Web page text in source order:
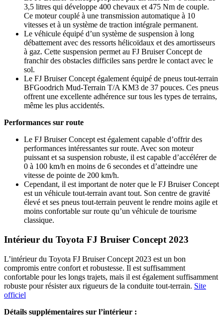
3,5 litres qui développe 400 chevaux et 475 Nm de couple.
Ce moteur couplé à une transmission automatique à 10
vitesses et à un système de traction intégrale permanent.
Le véhicule équipé d’un système de suspension à long
débattement avec des ressorts hélicoïdaux et des amortisseurs
à gaz. Cette suspension permet au FJ Bruiser Concept de
franchir des obstacles difficiles sans perdre le contact avec le
sol.
Le FJ Bruiser Concept également équipé de pneus tout-terrain
BFGoodrich Mud-Terrain T/A KM3 de 37 pouces. Ces pneus
offrent une excellente adhérence sur tous les types de terrains,
même les plus accidentés.
Performances sur route
Le FJ Bruiser Concept est également capable d’offrir des
performances intéressantes sur route. Avec son moteur
puissant et sa suspension robuste, il est capable d’accélérer de
0 à 100 km/h en moins de 6 secondes et d’atteindre une
vitesse de pointe de 200 km/h.
Cependant, il est important de noter que le FJ Bruiser Concept
est un véhicule tout-terrain avant tout. Son centre de gravité
élevé et ses pneus tout-terrain peuvent le rendre moins agile et
moins confortable sur route qu’un véhicule de tourisme
classique.
Intérieur du Toyota FJ Bruiser Concept 2023
L’intérieur du Toyota FJ Bruiser Concept 2023 est un bon
compromis entre confort et robustesse. Il est suffisamment
confortable pour les longs trajets, mais il est également suffisamment
robuste pour résister aux rigueurs de la conduite tout-terrain. Site
officiel
Détails supplémentaires sur l’intérieur :